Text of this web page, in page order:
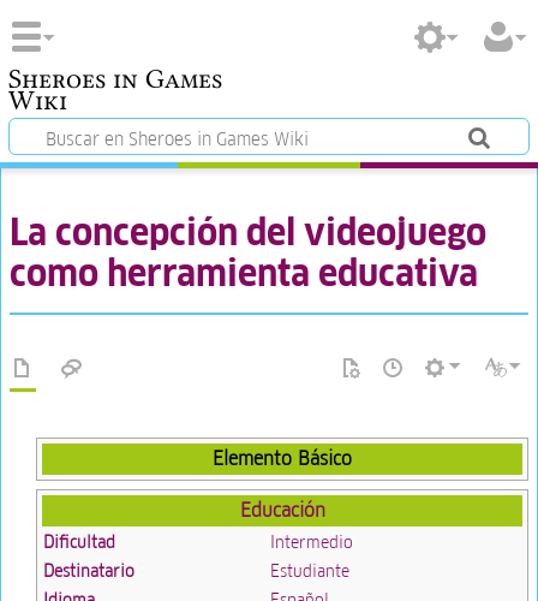
Sheroes in Games
Wiki
La concepción del videojuego
como herramienta educativa
Elemento Básico
Educación
Dificultad
Intermedio
Destinatario
Estudiante